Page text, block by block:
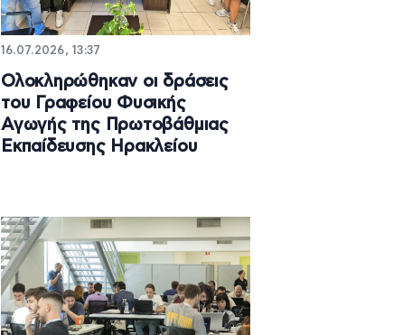
16.07.2026, 13:37
Ολοκληρώθηκαν οι δράσεις
του Γραφείου Φυσικής
Αγωγής της Πρωτοβάθμιας
Εκπαίδευσης Ηρακλείου